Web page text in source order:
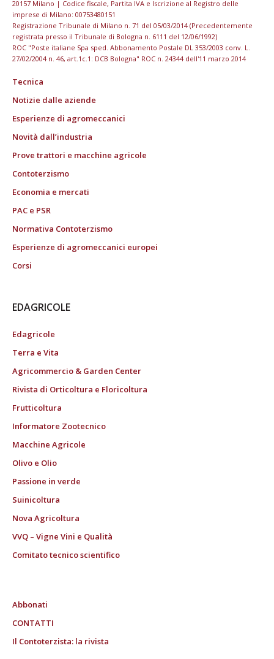
20157 Milano | Codice fiscale, Partita IVA e Iscrizione al Registro delle
imprese di Milano: 00753480151
Registrazione Tribunale di Milano n. 71 del 05/03/2014 (Precedentemente
registrata presso il Tribunale di Bologna n. 6111 del 12/06/1992)
ROC "Poste italiane Spa sped. Abbonamento Postale DL 353/2003 conv. L.
27/02/2004 n. 46, art.1c.1: DCB Bologna" ROC n. 24344 dell'11 marzo 2014
Tecnica
Notizie dalle aziende
Esperienze di agromeccanici
Novità dall’industria
Prove trattori e macchine agricole
Contoterzismo
Economia e mercati
PAC e PSR
Normativa Contoterzismo
Esperienze di agromeccanici europei
Corsi
EDAGRICOLE
Edagricole
Terra e Vita
Agricommercio & Garden Center
Rivista di Orticoltura e Floricoltura
Frutticoltura
Informatore Zootecnico
Macchine Agricole
Olivo e Olio
Passione in verde
Suinicoltura
Nova Agricoltura
VVQ – Vigne Vini e Qualità
Comitato tecnico scientifico
Abbonati
CONTATTI
Il Contoterzista: la rivista